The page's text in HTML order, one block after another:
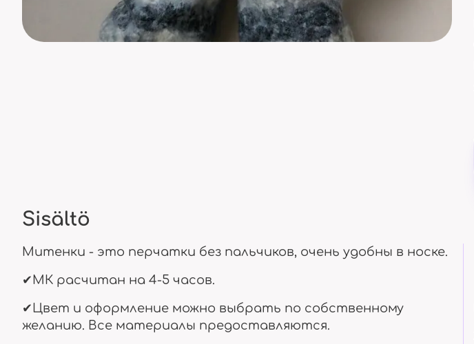
Vaellus ja ulkoilu
Eri ikäisille
Sisältö
Митенки - это перчатки без пальчиков, очень удобны в носке.
✔МК расчитан на 4-5 часов.
✔Цвет и оформление можно выбрать по собственному
желанию. Все материалы предоставляются.